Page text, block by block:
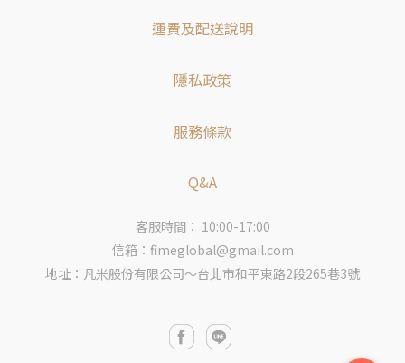
運費及配送說明
隱私政策
服務條款
Q&A
客服時間： 10:00-17:00
信箱：fimeglobal@gmail.com
地址：凡米股份有限公司～台北市和平東路2段265巷3號